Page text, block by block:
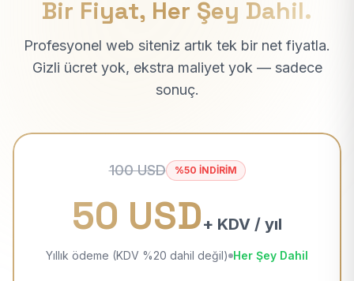
Bir Fiyat, Her Şey Dahil.
Profesyonel web siteniz artık tek bir net fiyatla.
Gizli ücret yok, ekstra maliyet yok — sadece
sonuç.
100 USD %50 İNDİRİM
50 USD+ KDV / yıl
Yıllık ödeme (KDV %20 dahil değil) Her Şey Dahil